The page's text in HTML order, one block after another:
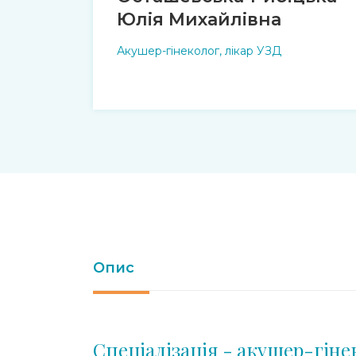
Юлія Михайлівна
Акушер-гінеколог, лікар УЗД
Опис
Спеціалізація - акушер-